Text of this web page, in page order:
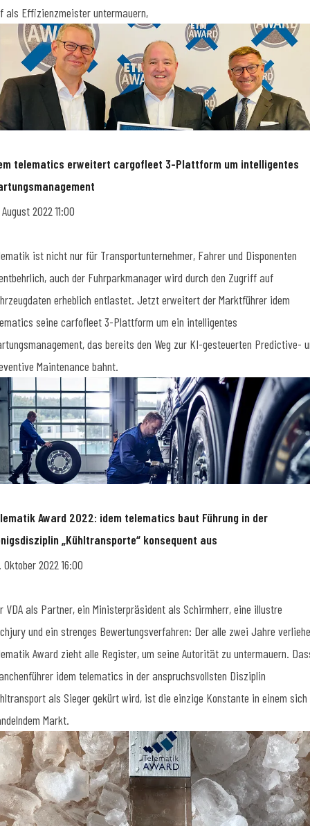
als Effizienzmeister untermauern,
telematics erweitert cargofleet 3-Plattform um intelligentes
August 2022 11:00
ist nicht nur für Transportunternehmer, Fahrer und Disponenten
auch der Fuhrparkmanager wird durch den Zugriff auf
erheblich entlastet. Jetzt erweitert der Marktführer idem
seine carfofleet 3-Plattform um ein intelligentes
das bereits den Weg zur KI-gesteuerten Predictive-
Maintenance bahnt.
Award 2022: idem telematics baut Führung in der
„Kühltransporte“ konsequent aus
Oktober 2022 16:00
VDA als Partner, ein Ministerpräsident als Schirmherr, eine illustre
und ein strenges Bewertungsverfahren: Der alle zwei Jahre
Award zieht alle Register, um seine Autorität zu untermauern.
idem telematics in der anspruchsvollsten Disziplin
als Sieger gekürt wird, ist die einzige Konstante in einem sich
Markt.